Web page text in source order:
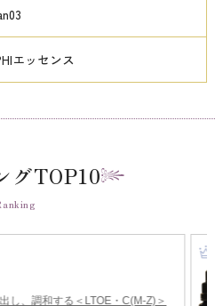
エッセンス
グTOP10